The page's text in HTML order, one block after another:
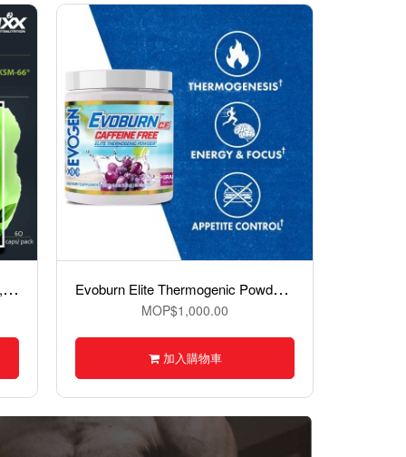
B
MXX Ashwagandha – KSM-66®,南非醉茄 60 Capsules E
voburn Elite Thermogenic Powder - Caffeine Free脂肪代謝粉（無咖啡因）,30份
MOP$1,000.00
加入購物車